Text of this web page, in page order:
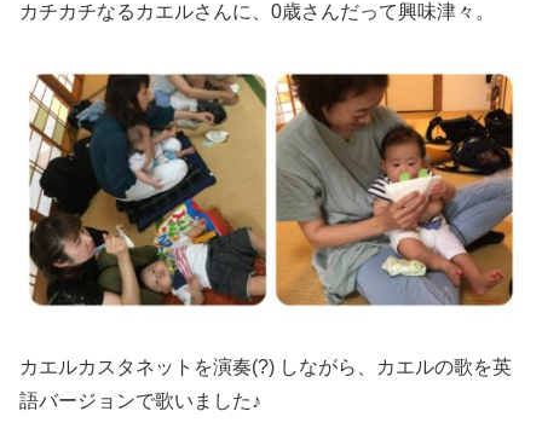
カチカチなるカエルさんに、0歳さんだって興味津々。
カエルカスタネットを演奏(?) しながら、カエルの歌を英
語バージョンで歌いました♪